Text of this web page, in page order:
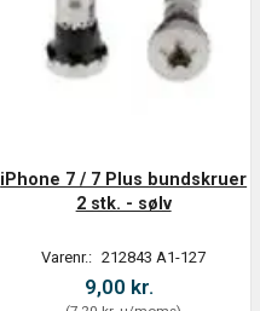
iPhone 7 / 7 Plus bundskruer
2 stk. - sølv
Varenr.: 212843 A1-127
9,00 kr.